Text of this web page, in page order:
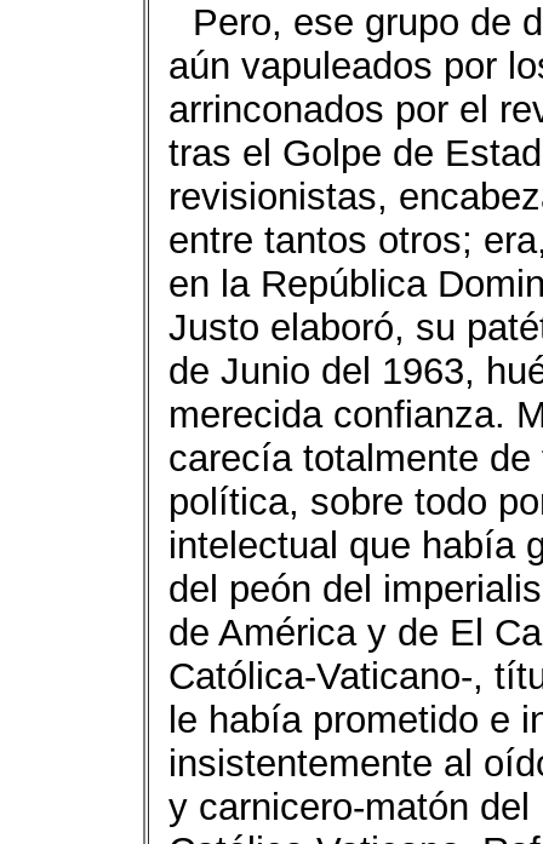
Pero, ese grupo de
aún vapuleados por
arrinconados por el
tras el Golpe de
revisionistas,
entre tantos otros;
en la República
Justo elaboró, su
de Junio del 1963,
merecida confianza.
carecía totalmente
política, sobre todo
intelectual que había
del peón del
de América y de El
Católica-Vaticano-,
le había prometido e
insistentemente al
y carnicero-matón